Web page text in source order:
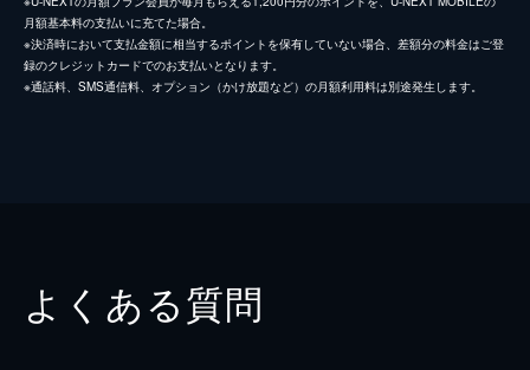
月額基本料の支払いに充てた場合。
※決済時において支払金額に相当するポイントを保有していない場合、差額分の料金はご登
録のクレジットカードでのお支払いとなります。
※通話料、SMS通信料、オプション（かけ放題など）の月額利用料は別途発生します。
よくある質問